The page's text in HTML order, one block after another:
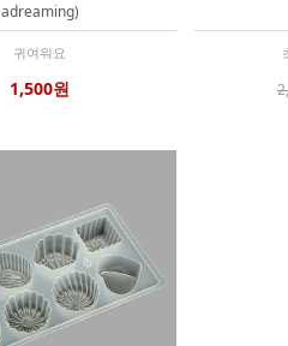
adreaming)
귀여워요
1,500원